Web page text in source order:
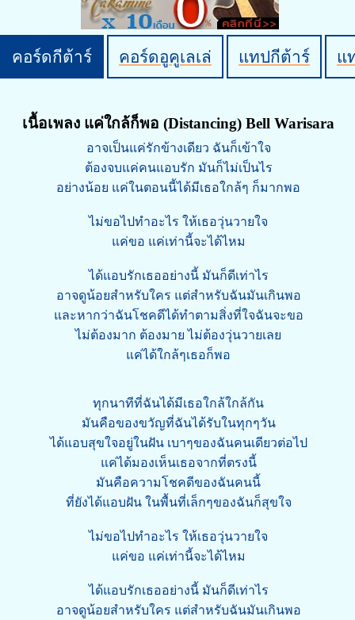
คอร์ดกีต้าร์ คอร์ดอูคูเลเล่ แทปกีต้าร์ แ
เนื้อเพลง แค่ใกล้ก็พอ (Distancing) Bell Warisara
อาจเป็นแค่รักข้างเดียว ฉันก็เข้าใจ
ต้องจบแค่คนแอบรัก มันก็ไม่เป็นไร
อย่างน้อย แค่ในตอนนี้ได้มีเธอใกล้ๆ ก็มากพอ
ไม่ขอไปทำอะไร ให้เธอวุ่นวายใจ
แค่ขอ แค่เท่านี้จะได้ไหม
ได้แอบรักเธออย่างนี้ มันก็ดีเท่าไร
อาจดูน้อยสำหรับใคร แต่สำหรับฉันมันเกินพอ
และหากว่าฉันโชคดีได้ทำตามสิ่งที่ใจฉันจะขอ
ไม่ต้องมาก ต้องมาย ไม่ต้องวุ่นวายเลย
แค่ได้ใกล้ๆเธอก็พอ
ทุกนาทีที่ฉันได้มีเธอใกล้ใกล้กัน
มันคือของขวัญที่ฉันได้รับในทุกๆวัน
ได้แอบสุขใจอยู่ในฝัน เบาๆของฉันคนเดียวต่อไป
แค่ได้มองเห็นเธอจากที่ตรงนี้
มันคือความโชคดีของฉันคนนี้
ที่ยังได้แอบฝัน ในพื้นที่เล็กๆของฉันก็สุขใจ
ไม่ขอไปทำอะไร ให้เธอวุ่นวายใจ
แค่ขอ แค่เท่านี้จะได้ไหม
ได้แอบรักเธออย่างนี้ มันก็ดีเท่าไร
อาจดูน้อยสำหรับใคร แต่สำหรับฉันมันเกินพอ